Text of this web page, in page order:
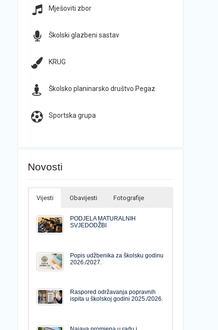
Mješoviti zbor
Školski glazbeni sastav
KRUG
Školsko planinarsko društvo Pegaz
Sportska grupa
Novosti
Vijesti Obavijesti Fotografije
PODJELA MATURALNIH
SVJEDODŽBI
Popis udžbenika za školsku godinu
2026./2027.
Raspored održavanja popravnih
ispita u školskoj godini 2025./2026.
Najava promjena u radu i